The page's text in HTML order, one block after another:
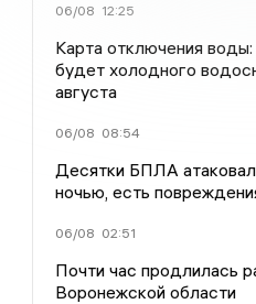
06/08 12:25
Карта отключения
будет холодного
августа
06/08 08:54
Десятки БПЛА
ночью, есть
06/08 02:51
Почти час продлилась
Воронежской области